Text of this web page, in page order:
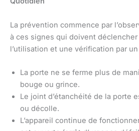
La prévention commence par
à ces signes qui doivent
l’utilisation et une vérification par
La porte ne se ferme plus de
bouge ou grince.
Le joint d’étanchéité de la porte
ou décolle.
L’appareil continue de